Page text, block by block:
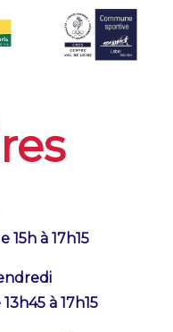
15h à 17h15
à 17h15